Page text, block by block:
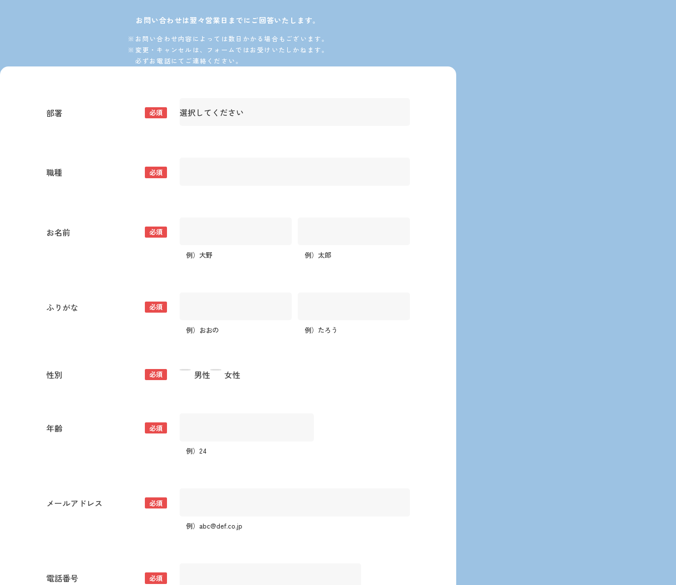
お問い合わせは翌々営業日までにご回答いたします。
お問い合わせ内容によっては数日かかる場合もございます。
変更・キャンセルは、フォームではお受けいたしかねます。
必ずお電話にてご連絡ください。
部署 必須
職種 必須
お名前 必須
例）大野 例）太郎
ふりがな 必須
例）おおの 例）たろう
性別 必須 男性 女性
年齢 必須
例）24
メールアドレス 必須
例）abc@def.co.jp
電話番号 必須